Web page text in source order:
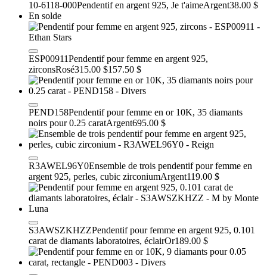
10-6118-000Pendentif en argent 925, Je t'aimeArgent38.00 $
En solde
ESP00911Pendentif pour femme en argent 925,
zirconsRosé315.00 $157.50 $
PEND158Pendentif pour femme en or 10K, 35 diamants
noirs pour 0.25 caratArgent695.00 $
R3AWEL96Y0Ensemble de trois pendentif pour femme en
argent 925, perles, cubic zirconiumArgent119.00 $
S3AWSZKHZZPendentif pour femme en argent 925, 0.101
carat de diamants laboratoires, éclairOr189.00 $